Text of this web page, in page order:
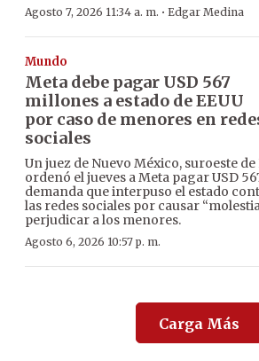
Agosto 7, 2026 11:34 a. m. · Edgar Medina
Mundo
Meta debe pagar USD 567
millones a estado de EEUU
por caso de menores en
sociales
Un juez de Nuevo México, suroeste de
ordenó el jueves a Meta pagar USD
demanda que interpuso el estado
las redes sociales por causar
perjudicar a los menores.
Agosto 6, 2026 10:57 p. m.
Carga Más